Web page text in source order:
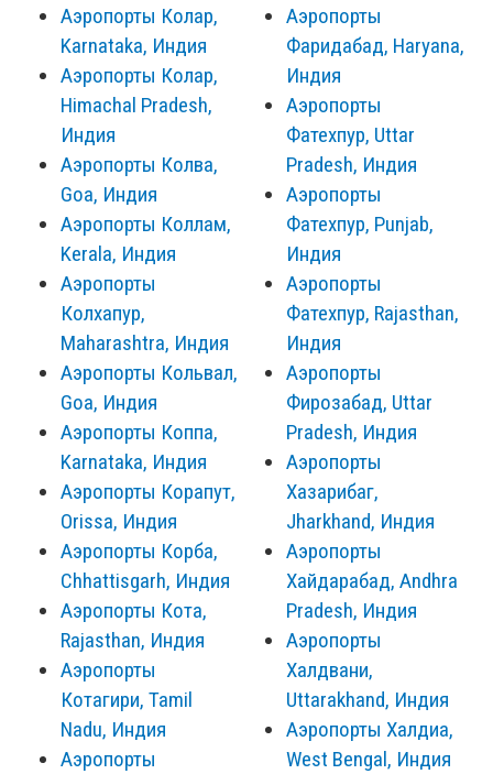
Аэропорты Колар,
Karnataka, Индия
Аэропорты Колар,
Himachal Pradesh,
Индия
Аэропорты Колва,
Goa, Индия
Аэропорты Коллам,
Kerala, Индия
Аэропорты
Колхапур,
Maharashtra, Индия
Аэропорты Кольвал,
Goa, Индия
Аэропорты Коппа,
Karnataka, Индия
Аэропорты Корапут,
Orissa, Индия
Аэропорты Корба,
Chhattisgarh, Индия
Аэропорты Кота,
Rajasthan, Индия
Аэропорты
Котагири, Tamil
Nadu, Индия
Аэропорты
Аэропорты
Фаридабад, Haryana,
Индия
Аэропорты
Фатехпур, Uttar
Pradesh, Индия
Аэропорты
Фатехпур, Punjab,
Индия
Аэропорты
Фатехпур, Rajasthan,
Индия
Аэропорты
Фирозабад, Uttar
Pradesh, Индия
Аэропорты
Хазарибаг,
Jharkhand, Индия
Аэропорты
Хайдарабад, Andhra
Pradesh, Индия
Аэропорты
Халдвани,
Uttarakhand, Индия
Аэропорты Халдиа,
West Bengal, Индия